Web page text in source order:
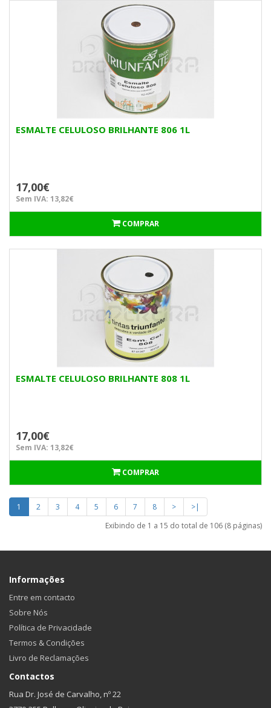
ESMALTE CELULOSO BRILHANTE 806 1L
17,00€
Sem IVA: 13,82€
COMPRAR
ESMALTE CELULOSO BRILHANTE 808 1L
17,00€
Sem IVA: 13,82€
COMPRAR
1 2 3 4 5 6 7 8 >
>|
Exibindo de 1 a 15 do total de 106 (8 páginas)
Informações
Entre em contacto
Sobre Nós
Política de Privacidade
Termos & Condições
Livro de Reclamações
Contactos
Rua Dr. José de Carvalho, nº 22